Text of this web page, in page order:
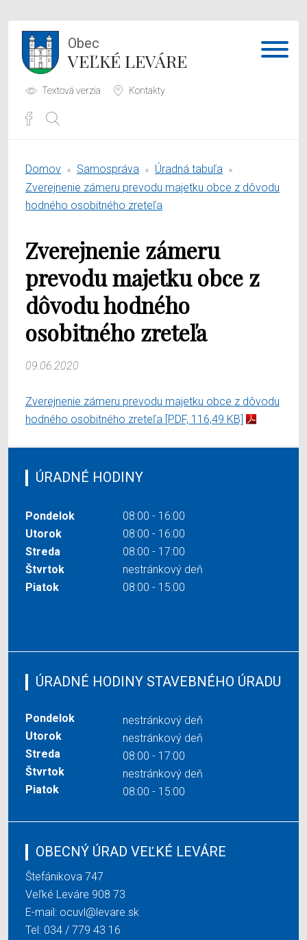
Obec
VEĽKÉ LEVÁRE
Textová verzia Kontakty
Samospráva
O obci
Domov Samospráva
Úradná tabuľa
Zverejnenie zámeru prevodu majetku obce z dôvodu
hodného osobitného zreteľa
Zverejnenie zámeru
prevodu majetku obce z
dôvodu hodného
osobitného zreteľa
09.06.2020
Zverejnenie zámeru prevodu majetku obce z dôvodu
hodného osobitného zreteľa [PDF, 116,49 KB]
ÚRADNÉ HODINY
Pondelok
08:00 - 16:00
Utorok
08:00 - 16:00
Streda
08:00 - 17:00
Štvrtok
nestránkový deň
Piatok
08:00 - 15:00
ÚRADNÉ HODINY STAVEBNÉHO ÚRADU
Pondelok
nestránkový deň
Utorok
nestránkový deň
Streda
08:00 - 17:00
Štvrtok
nestránkový deň
Piatok
08:00 - 15:00
OBECNÝ ÚRAD VEĽKÉ LEVÁRE
Štefánikova 747
Veľké Leváre 908 73
E-mail: ocuvl@levare.sk
Tel: 034 / 779 43 16